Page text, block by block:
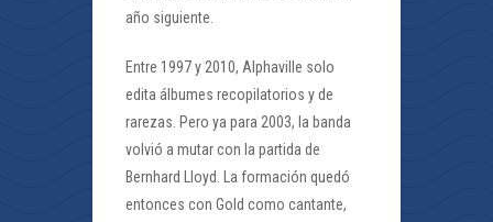
año siguiente.
Entre 1997 y 2010, Alphaville solo
edita álbumes recopilatorios y de
rarezas. Pero ya para 2003, la banda
volvió a mutar con la partida de
Bernhard Lloyd. La formación quedó
entonces con Gold como cantante,